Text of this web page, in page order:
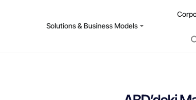
Solutions & Business Models